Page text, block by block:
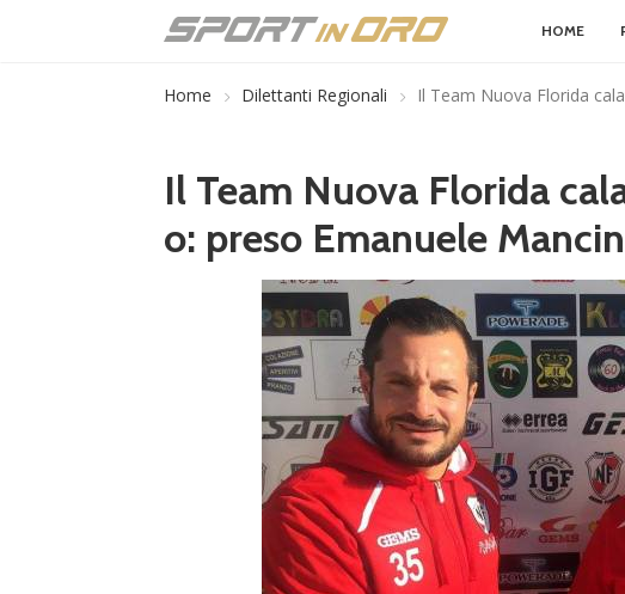
HOME
Home Dilettanti Regionali Il Team Nuova Florida
Il Team Nuova Florida
o: preso Emanuele